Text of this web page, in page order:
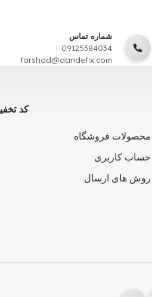
شماره تماس
09125384034
farshad@dandefix.com
محصولات فروشگاه
حساب کاربری
روش های ارسال
کد